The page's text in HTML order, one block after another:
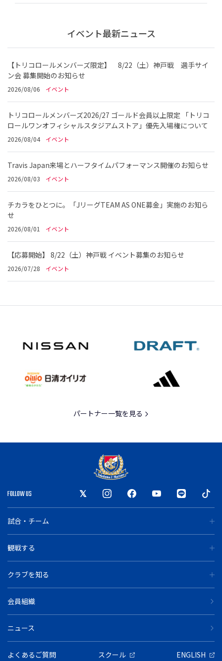
イベント最新ニュース
【トリコロールメンバーズ限定】 8/22（土）神戸戦 選手サイ
ン会 募集開始のお知らせ
2026/08/06 イベント
トリコロールメンバーズ2026/27 ゴールド会員以上限定 「トリコ
ロールワンオフィシャルスタジアムストア」優先入場権について
2026/08/04 イベント
Travis Japan来場とハーフタイムパフォーマンス開催のお知らせ
2026/08/03 イベント
チカラをひとつに。「JリーグTEAM AS ONE募金」実施のお知ら
せ
2026/08/01 イベント
【応募開始】 8/22（土）神戸戦 イベント募集のお知らせ
2026/07/28 イベント
パートナー一覧を見る
FOLLOW US
試合・チーム
観戦する
クラブを知る
会員組織
ニュース
よくあるご質問 スクール ENGLISH